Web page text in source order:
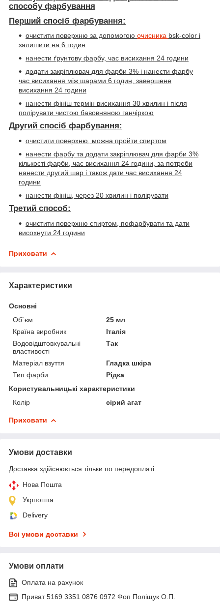
способу фарбування
Перший спосіб фарбування:
очистити поверхню за допомогою очисника bsk-color і
залишити на 6 годин
нанести ґрунтову фарбу, час висихання 24 години
додати закріплювач для фарби 3% і нанести фарбу
час висихання між шарами 6 годин, завершене
висихання 24 години
нанести фініш термін висихання 30 хвилин і після
полірувати чистою бавовняною ганчіркою
Другий спосіб фарбування:
очистити поверхню, можна пройти спиртом
нанести фарбу та додати закріплювач для фарби 3%
кількості фарби, час висихання 24 години, за потреби
нанести другий шар і також дати час висихання 24
години
нанести фініш, через 20 хвилин і полірувати
Третий способ:
очистити поверхню спиртом, пофарбувати та дати
висохнути 24 години
Приховати
Характеристики
Основні
Об`єм
25 мл
Країна виробник
Італія
Водовідштовхувальні
властивості
Так
Матеріал взуття
Гладка шкіра
Тип фарби
Рідка
Користувальницькі характеристики
Колір
сірий агат
Приховати
Умови доставки
Доставка здійснюється тільки по передоплаті.
Нова Пошта
Укрпошта
Delivery
Всі умови доставки
Умови оплати
Оплата на рахунок
Приват 5169 3351 0876 0972 Фоп Поліщук О.П.